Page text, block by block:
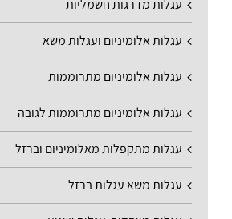
עגלות מדרגות חשמליות
עגלות אלומיניום ועגלות משא
עגלות אלומיניום מתרוממות
עגלות אלומיניום מתרוממות לגובה
עגלות מתקפלות מאלומיניום וברזל
עגלות משא עגלות ברזל